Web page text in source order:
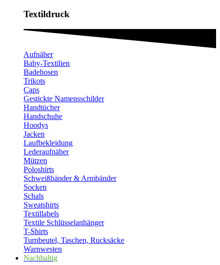
Textildruck​
Aufnäher
Baby-Textilien
Badehosen
Trikots
Caps
Gestickte Namensschilder
Handtücher
Handschuhe
Hoodys
Jacken
Laufbekleidung
Lederaufnäher
Mützen
Poloshirts
Schweißbänder & Armbänder
Socken
Schals
Sweatshirts
Textillabels
Textile Schlüsselanhänger
T-Shirts
Turnbeutel, Taschen, Rucksäcke
Warnwesten
Nachhaltig